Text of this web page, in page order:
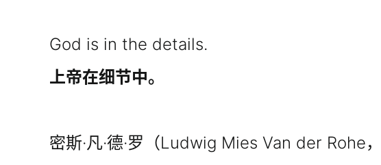
God is in the details.
上帝在细节中。
密斯·凡·德·罗（Ludwig Mies Van der Rohe